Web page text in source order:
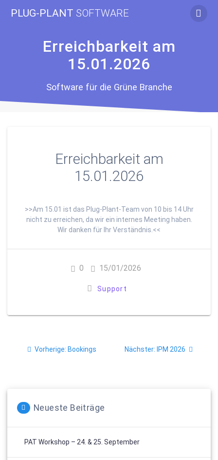
Inhalt
PLUG-PLANT SOFTWARE
Erreichbarkeit am
15.01.2026
Software für die Grüne Branche
Erreichbarkeit am
15.01.2026
>>Am 15.01 ist das Plug-Plant-Team von 10 bis 14 Uhr
nicht zu erreichen, da wir ein internes Meeting haben.
Wir danken für Ihr Verständnis.<<
0 15/01/2026
Support
Vorherige: Vorheriger
Bookings Nächster: Nächster
IPM 2026
Neueste Beiträge
PAT Workshop – 24. & 25. September